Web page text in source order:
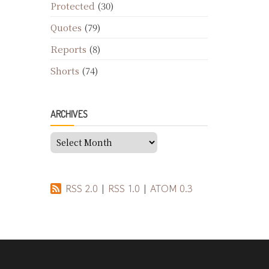
Protected (30)
Quotes (79)
Reports (8)
Shorts (74)
ARCHIVES
Archives
RSS 2.0 | RSS 1.0 | ATOM 0.3